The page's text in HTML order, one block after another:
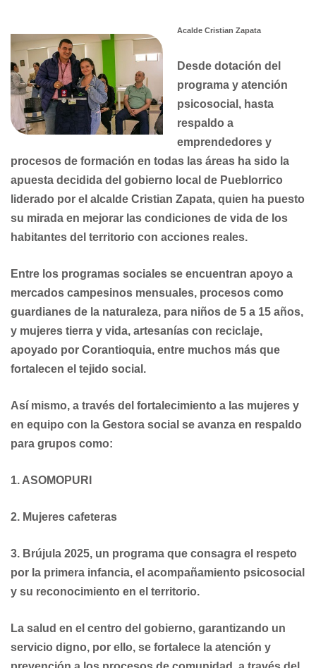
Acalde Cristian Zapata
Desde dotación del
programa y atención
psicosocial, hasta
respaldo a
emprendedores y
procesos de formación en todas las áreas ha sido la
apuesta decidida del gobierno local de Pueblorrico
liderado por el alcalde Cristian Zapata, quien ha puesto
su mirada en mejorar las condiciones de vida de los
habitantes del territorio con acciones reales.
Entre los programas sociales se encuentran apoyo a
mercados campesinos mensuales, procesos como
guardianes de la naturaleza, para niños de 5 a 15 años,
y mujeres tierra y vida, artesanías con reciclaje,
apoyado por Corantioquia, entre muchos más que
fortalecen el tejido social.
Así mismo, a través del fortalecimiento a las mujeres y
en equipo con la Gestora social se avanza en respaldo
para grupos como:
1. ASOMOPURI
2. Mujeres cafeteras
3. Brújula 2025, un programa que consagra el respeto
por la primera infancia, el acompañamiento psicosocial
y su reconocimiento en el territorio.
La salud en el centro del gobierno, garantizando un
servicio digno, por ello, se fortalece la atención y